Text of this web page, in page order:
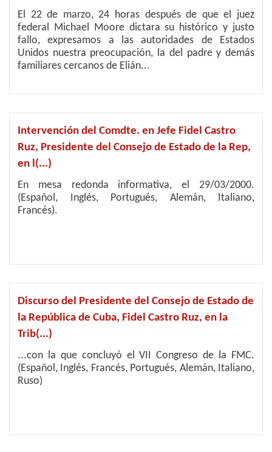
El 22 de marzo, 24 horas después de que el juez
federal Michael Moore dictara su histórico y justo
fallo, expresamos a las autoridades de Estados
Unidos nuestra preocupación, la del padre y demás
familiares cercanos de Elián...
Intervención del Comdte. en Jefe Fidel Castro
Ruz, Presidente del Consejo de Estado de la Rep,
en l(...)
En mesa redonda informativa, el 29/03/2000.
(Español, Inglés, Portugués, Alemán, Italiano,
Francés).
Discurso del Presidente del Consejo de Estado de
la República de Cuba, Fidel Castro Ruz, en la
Trib(...)
...con la que concluyó el VII Congreso de la FMC.
(Español, Inglés, Francés, Portugués, Alemán, Italiano,
Ruso)